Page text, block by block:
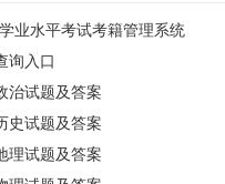
业水平考试考籍管理系统
询入口
治试题及答案
史试题及答案
理试题及答案